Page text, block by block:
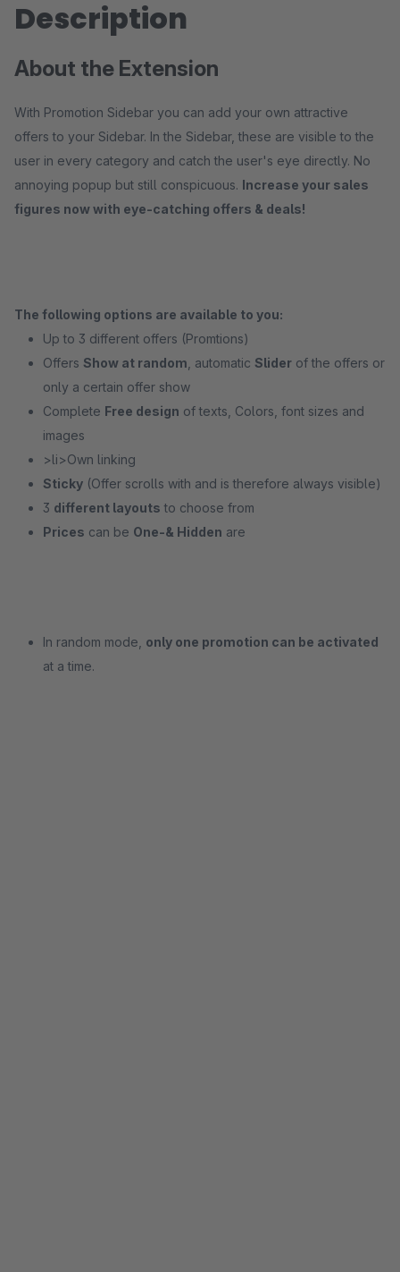
Description
About the Extension
With Promotion Sidebar you can add your own attractive
offers to your Sidebar. In the Sidebar, these are visible to the
user in every category and catch the user's eye directly. No
annoying popup but still conspicuous. Increase your sales
figures now with eye-catching offers & deals!
The following options are available to you:
Up to 3 different offers (Promtions)
Offers Show at random , automatic Slider of the offers or
only a certain offer show
Complete Free design of texts, Colors, font sizes and
images
>li>Own linking
Sticky (Offer scrolls with and is therefore always visible)
3 different layouts to choose from
Prices can be One-& Hidden are
In random mode, only one promotion can be activated
at a time.